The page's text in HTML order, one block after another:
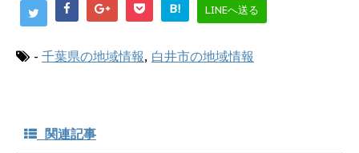
B! LINEへ送る
- 千葉県の地域情報, 白井市の地域情報
関連記事